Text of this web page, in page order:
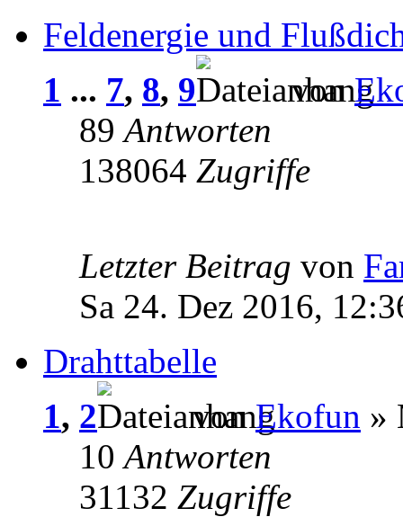
Feldenergie und
1 ... 7, 8, 9 von
89Antworten
138064 Zugriffe
Letzter Beitrag von
Sa 24. Dez 2016,
Drahttabelle
1, 2 vonEkofun »
10Antworten
31132 Zugriffe